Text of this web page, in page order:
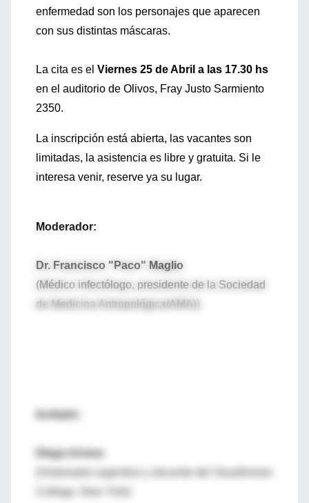
enfermedad son los personajes que aparecen
con sus distintas máscaras.
La cita es el Viernes 25 de Abril a las 17.30 hs
en el auditorio de Olivos, Fray Justo Sarmiento
2350.
La inscripción está abierta, las vacantes son
limitadas, la asistencia es libre y gratuita. Si le
interesa venir, reserve ya su lugar.
Moderador:
Dr. Francisco "Paco" Maglio
(Médico infectólogo, presidente de la Sociedad
de Medicina Antropológica/AMA))
Invitado:
Diego Armus
Historiador argentino y docente del Swarthmore
College, New York)